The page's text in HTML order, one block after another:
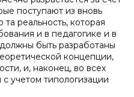
поступают из вновь
реальность, которая
и в педагогике и в
быть разработаны
концепции,
и, наконец, во всех
учетом типологизации